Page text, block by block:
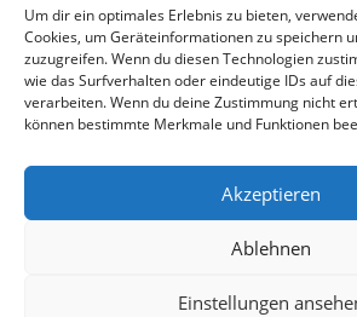
Um dir ein optimales Erlebnis zu bieten,
Cookies, um Geräteinformationen zu speichern
zuzugreifen. Wenn du diesen Technologien
wie das Surfverhalten oder eindeutige IDs auf
verarbeiten. Wenn du deine Zustimmung nicht
können bestimmte Merkmale und Funktionen
Akzeptieren
Ablehnen
Einstellungen
Spielchen in einem derart
spielt, erschließt sich uns nicht.“